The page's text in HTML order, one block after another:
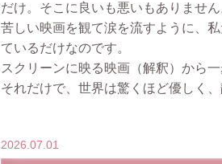
だけ。そこに良いも悪いもありません
苦しい映画を観て涙を流すように、
ているだけなのです。
スクリーンに映る映画（解釈）から
それだけで、世界は驚くほど優しく
2026.07.01